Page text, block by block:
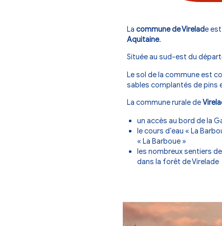
Lacommune
Aquitaine.
Située au
Le sol de la
sables
La commune
un accès
le cours
« La
les